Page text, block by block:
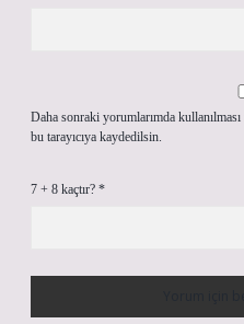
Daha sonraki yorumlarımda
bu tarayıcıya kaydedilsin.
7 + 8 kaçtır? *